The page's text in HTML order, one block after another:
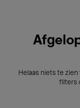
Helaas niets te
filters